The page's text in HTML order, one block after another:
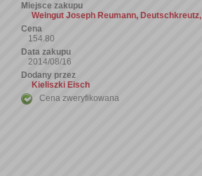
Miejsce zakupu
Weingut Joseph Reumann,
Cena
154.80
Data zakupu
2014/08/16
Dodany przez
Kieliszki Eisch
Cena zweryfikowana